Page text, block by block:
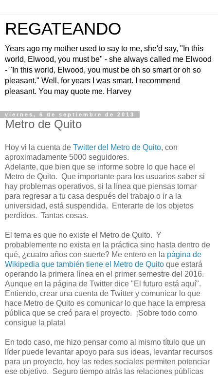
REGATEANDO
Years ago my mother used to say to me, she'd say, "In this
world, Elwood, you must be" - she always called me Elwood
- "In this world, Elwood, you must be oh so smart or oh so
pleasant." Well, for years I was smart. I recommend
pleasant. You may quote me. Harvey
viernes, 6 de septiembre de 2013
Metro de Quito
Hoy vi la cuenta de Twitter del Metro de Quito, con
aproximadamente 5000 seguidores.
Adelante, que bien que se informe sobre lo que hace el
Metro de Quito. Que importante para los usuarios saber si
hay problemas operativos, si la línea que piensas tomar
para regresar a tu casa después del trabajo o ir a la
universidad, está suspendida. Enterarte de los objetos
perdidos. Tantas cosas.
El tema es que no existe el Metro de Quito. Y
probablemente no exista en la práctica sino hasta dentro de
qué, ¿cuatro años con suerte? Me entero en la página de
Wikipedia que también tiene el Metro de Quito que estará
operando la primera línea en el primer semestre del 2016.
Aunque en la página de Twitter dice "El futuro está aquí".
Entiendo, crear una cuenta de Twitter y comunicar lo que
hace Metro de Quito es comunicar lo que hace la empresa
pública que se creó para el proyecto. ¡Sobre todo como
consigue la plata!
En todo caso, me hizo pensar como al mismo título que un
líder puede levantar apoyo para sus ideas, levantar recursos
para un proyecto, hoy las redes sociales permiten potenciar
ese objetivo. Seguro tiempo atrás las relaciones públicas